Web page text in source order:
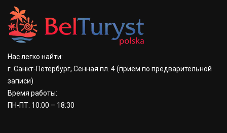
Нас легко найти:
г. Санкт-Петербург, Сенная пл. 4(приём по предварительной
записи)
Время работы:
ПН-ПТ: 10:00 – 18:30